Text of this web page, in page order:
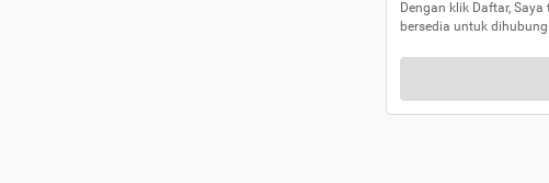
Dengan klik Daftar,
bersedia untuk